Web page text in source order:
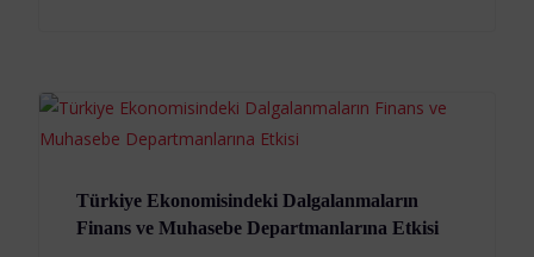
Türkiye Ekonomisindeki Dalgalanmaların
Finans ve Muhasebe Departmanlarına Etkisi